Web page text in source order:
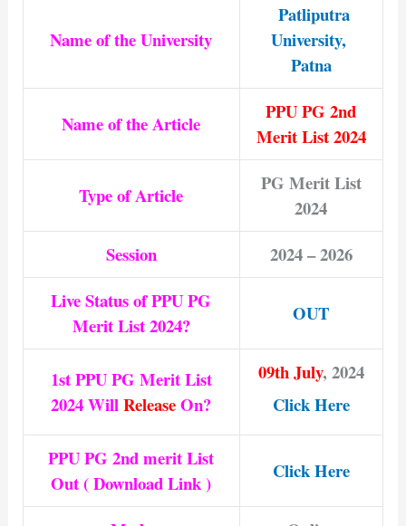
Name of the University
Patliputra
University,
Patna
Name of the Article
PPU PG 2nd
Merit List 2024
Type of Article
PG Merit List
2024
Session
2024 – 2026
Live Status of PPU PG
Merit List 2024?
OUT
1st PPU PG Merit List
2024 WillReleaseOn?
09th July, 2024
Click Here
PPU PG 2nd merit List
Out ( Download Link )
Click Here